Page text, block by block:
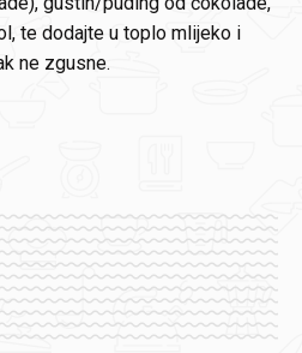
te dodajte u toplo mlijeko i
ne zgusne.